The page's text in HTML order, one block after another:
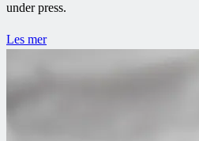
under press.
Les mer